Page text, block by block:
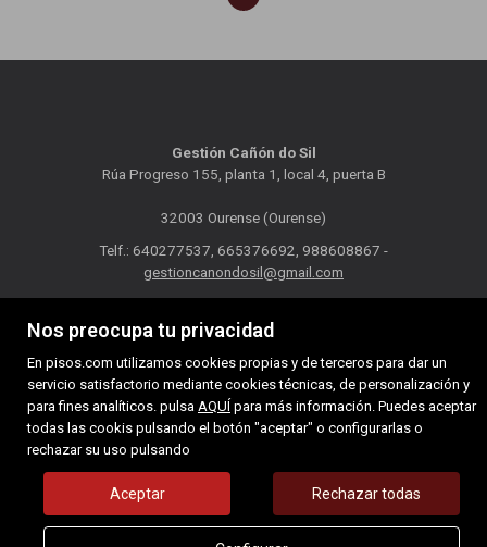
Nos preocupa tu privacidad
En pisos.com utilizamos cookies propias y de terceros para dar un
servicio satisfactorio mediante cookies técnicas, de personalización y
para fines analíticos. pulsa AQUÍ para más información. Puedes aceptar
todas las cookis pulsando el botón "aceptar" o configurarlas o
rechazar su uso pulsando
Aceptar Rechazar todas
Gestión Cañón do Sil
Rúa Progreso 155, planta 1, local 4, puerta B
32003 Ourense (Ourense)
Telf.: 640277537, 665376692, 988608867 -
gestioncanondosil@gmail.com
MAPA WEB AVISO LEGAL